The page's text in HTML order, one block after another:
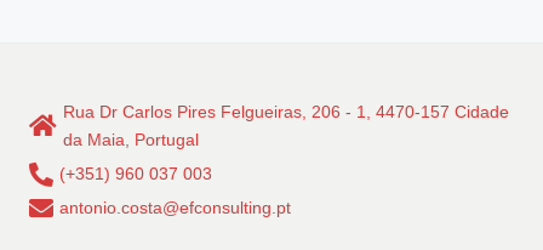
Rua Dr Carlos Pires Felgueiras, 206 - 1, 4470-157 Cidade
da Maia, Portugal
(+351) 960 037 003
antonio.costa@efconsulting.pt